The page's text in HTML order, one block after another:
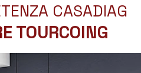
CASADIAG
TOURCOING